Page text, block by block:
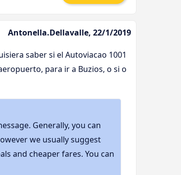
Antonella.Dellavalle, 22/1/2019
saber si el Autoviacao 1001
para ir a Buzios, o si o
Generally, you can
we usually suggest
and cheaper fares. You can